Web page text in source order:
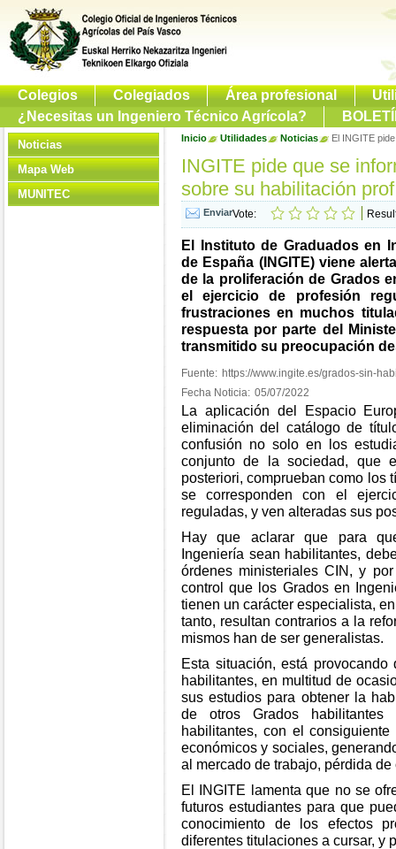
Colegios Colegiados Área profesional
¿Necesitas un Ingeniero Técnico Agrícola?
Noticias
Mapa Web
MUNITEC
Inicio Utilidades Noticias El INGITE
INGITE pide que se
sobre su habilitación prof
Vote:
El Instituto de Graduados en
de España (INGITE) viene
de la proliferación de Grados
el ejercicio de profesión
frustraciones en muchos
respuesta por parte del
transmitido su preocupación
Fuente: https://www.ingite.es/grados-sin-
Fecha Noticia: 05/07/2022
La aplicación del Espacio
eliminación del catálogo de
confusión no solo en los
conjunto de la sociedad,
posteriori, comprueban como los
se corresponden con el
reguladas, y ven alteradas sus
Hay que aclarar que para
Ingeniería sean habilitantes,
órdenes ministeriales CIN, y
control que los Grados en
tienen un carácter especialista,
tanto, resultan contrarios a la
mismos han de ser generalistas.
Esta situación, está
habilitantes, en multitud de
sus estudios para obtener la
de otros Grados
habilitantes, con el
económicos y sociales,
al mercado de trabajo, pérdida
El INGITE lamenta que no se
futuros estudiantes para que
conocimiento de los efectos
diferentes titulaciones a cursar, y